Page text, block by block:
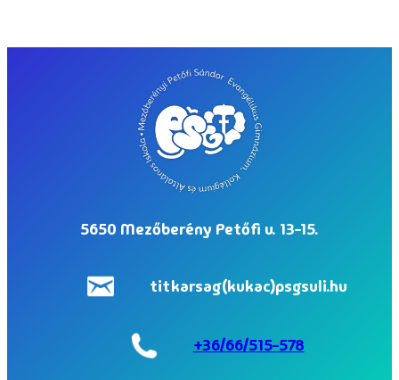
5650 Mezőberény Petőfi u. 13-15.
titkarsag(kukac)psgsuli.hu
+36/66/515-578